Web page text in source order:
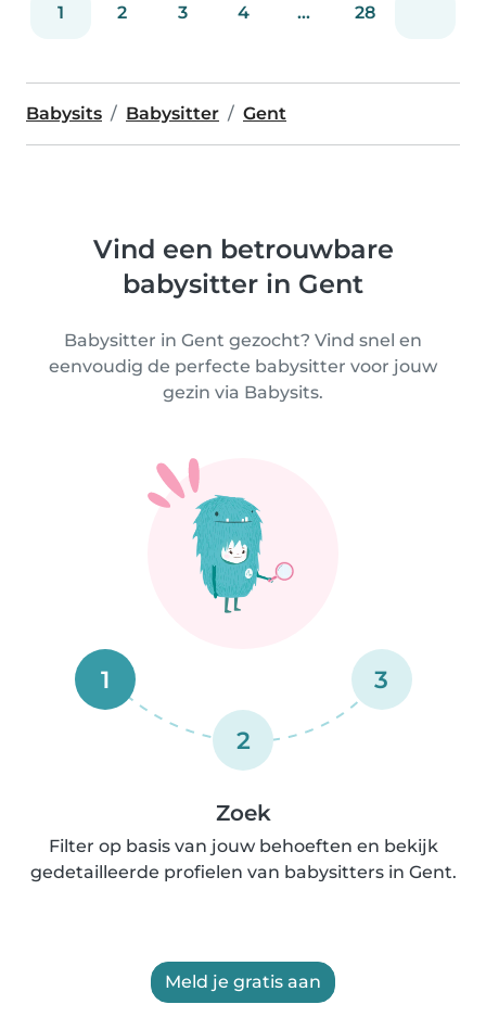
1 2 3 4 ... 28
Babysits Babysitter Gent
Vind een betrouwbare
babysitter in Gent
Babysitter in Gent gezocht? Vind snel en
eenvoudig de perfecte babysitter voor jouw
gezin via Babysits.
1
2
3
Zoek
Filter op basis van jouw behoeften en bekijk
gedetailleerde profielen van babysitters in Gent.
Meld je gratis aan